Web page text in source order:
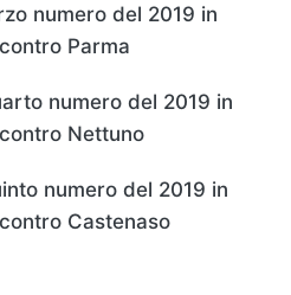
numero del 2019 in
Parma
numero del 2019 in
Nettuno
numero del 2019 in
Castenaso